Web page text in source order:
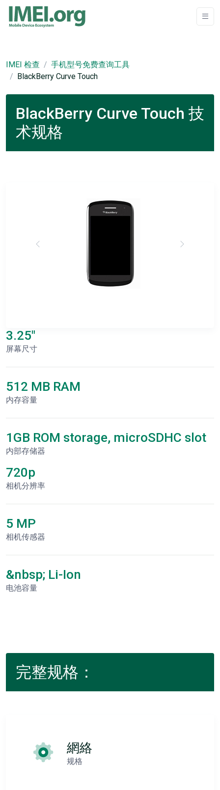
IMEI 检查
手机型号免费查询工具
BlackBerry Curve Touch
BlackBerry Curve Touch 技
术规格
3.25"
屏幕尺寸
512 MB RAM
内存容量
1GB ROM storage, microSDHC slot
内部存储器
720p
相机分辨率
5 MP
相机传感器
&nbsp; Li-Ion
电池容量
完整规格：
網絡
规格